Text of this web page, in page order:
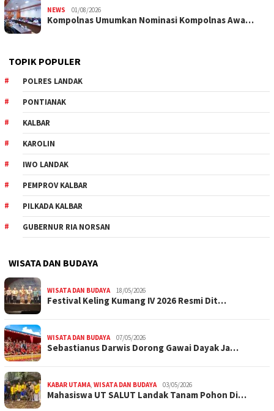
NEWS 01/08/2026
Kompolnas Umumkan Nominasi Kompolnas Awa…
TOPIK POPULER
POLRES LANDAK
PONTIANAK
KALBAR
KAROLIN
IWO LANDAK
PEMPROV KALBAR
PILKADA KALBAR
GUBERNUR RIA NORSAN
WISATA DAN BUDAYA
WISATA DAN BUDAYA 18/05/2026
Festival Keling Kumang IV 2026 Resmi Dit…
WISATA DAN BUDAYA 07/05/2026
Sebastianus Darwis Dorong Gawai Dayak Ja…
KABAR UTAMA, WISATA DAN BUDAYA 03/05/2026
Mahasiswa UT SALUT Landak Tanam Pohon Di…